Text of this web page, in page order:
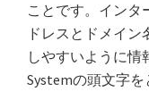
ことです。インタ
ドレスとドメイ
しやすいように情
Systemの頭文字を